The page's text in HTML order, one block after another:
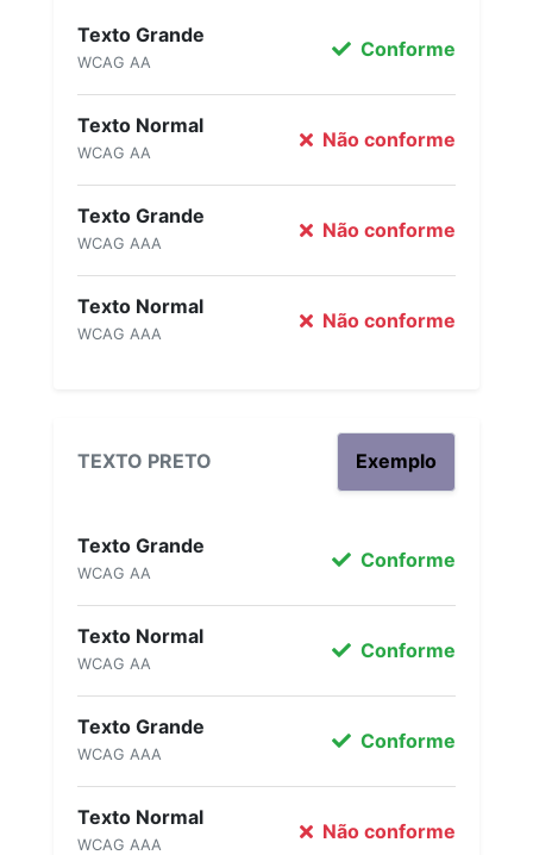
Texto Grande
WCAG AA
Conforme
Texto Normal
WCAG AA
Não conforme
Texto Grande
WCAG AAA
Não conforme
Texto Normal
WCAG AAA
Não conforme
TEXTO PRETO Exemplo
Texto Grande
WCAG AA
Conforme
Texto Normal
WCAG AA
Conforme
Texto Grande
WCAG AAA
Conforme
Texto Normal
WCAG AAA
Não conforme